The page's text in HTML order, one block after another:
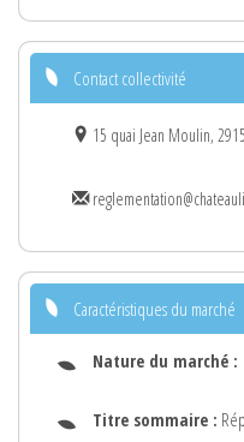
Contact collectivité
15 quai Jean Moulin,
Caractéristiques du marché
Nature du marché :
Titre sommaire :